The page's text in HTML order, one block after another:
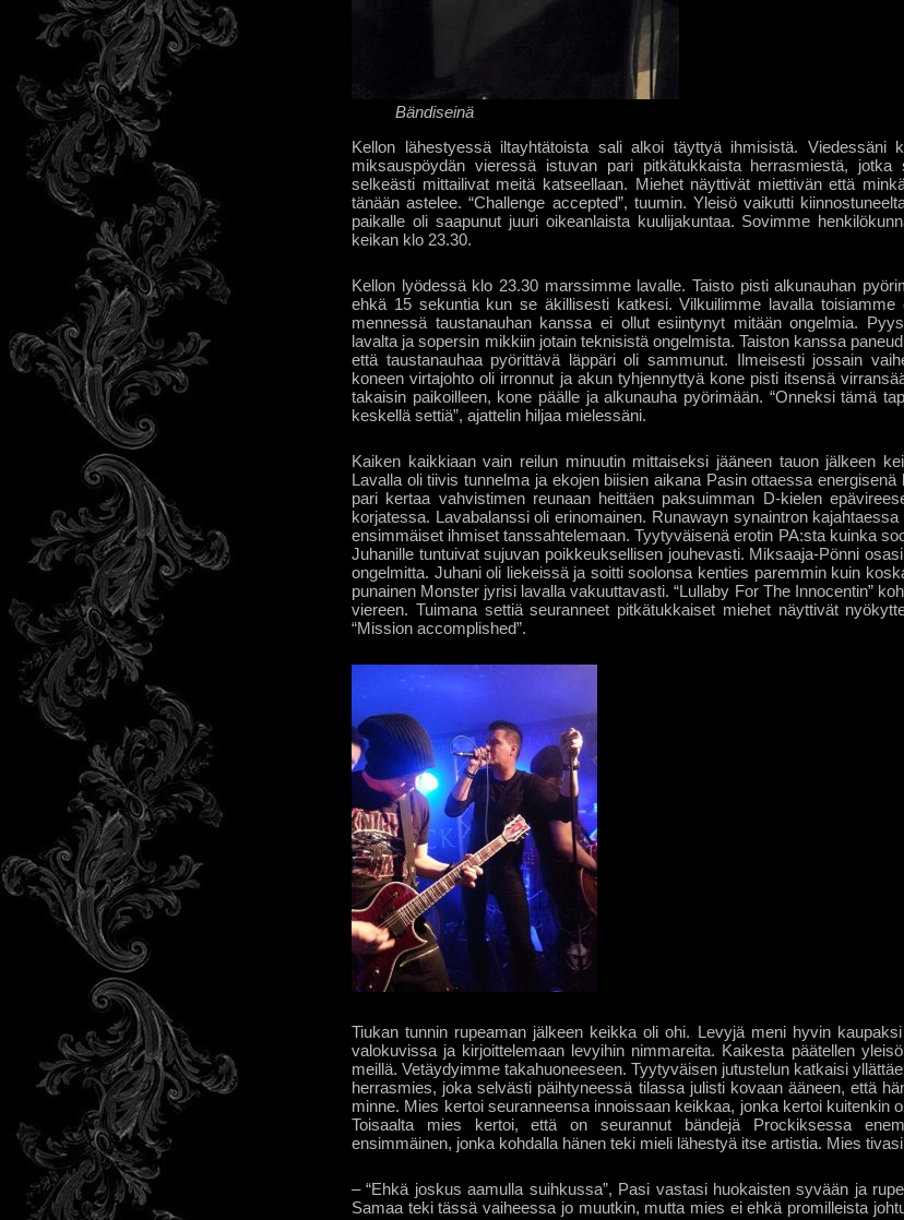
Bändiseinä
Kellon lähestyessä iltayhtätoista sali alkoi täyttyä ihmisistä. Viedessäni
miksauspöydän vieressä istuvan pari pitkätukkaista herrasmiestä, jotka
selkeästi mittailivat meitä katseellaan. Miehet näyttivät miettivän että
tänään astelee. “Challenge accepted”, tuumin. Yleisö vaikutti
paikalle oli saapunut juuri oikeanlaista kuulijakuntaa. Sovimme
keikan klo 23.30.
Kellon lyödessä klo 23.30 marssimme lavalle. Taisto pisti alkunauhan
ehkä 15 sekuntia kun se äkillisesti katkesi. Vilkuilimme lavalla toisiamme
mennessä taustanauhan kanssa ei ollut esiintynyt mitään ongelmia.
lavalta ja sopersin mikkiin jotain teknisistä ongelmista. Taiston kanssa
että taustanauhaa pyörittävä läppäri oli sammunut. Ilmeisesti jossain
koneen virtajohto oli irronnut ja akun tyhjennyttyä kone pisti itsensä
takaisin paikoilleen, kone päälle ja alkunauha pyörimään. “Onneksi tämä
keskellä settiä”, ajattelin hiljaa mielessäni.
Kaiken kaikkiaan vain reilun minuutin mittaiseksi jääneen tauon jälkeen
Lavalla oli tiivis tunnelma ja ekojen biisien aikana Pasin ottaessa energisenä
pari kertaa vahvistimen reunaan heittäen paksuimman D-kielen
korjatessa. Lavabalanssi oli erinomainen. Runawayn synaintron
ensimmäiset ihmiset tanssahtelemaan. Tyytyväisenä erotin PA:sta kuinka
Juhanille tuntuivat sujuvan poikkeuksellisen jouhevasti. Miksaaja-Pönni
ongelmitta. Juhani oli liekeissä ja soitti soolonsa kenties paremmin kuin
punainen Monster jyrisi lavalla vakuuttavasti. “Lullaby For The Innocentin”
viereen. Tuimana settiä seuranneet pitkätukkaiset miehet näyttivät
“Mission accomplished”.
Tiukan tunnin rupeaman jälkeen keikka oli ohi. Levyjä meni hyvin
valokuvissa ja kirjoittelemaan levyihin nimmareita. Kaikesta päätellen
meillä. Vetäydyimme takahuoneeseen. Tyytyväisen jutustelun katkaisi
herrasmies, joka selvästi päihtyneessä tilassa julisti kovaan ääneen, että
minne. Mies kertoi seuranneensa innoissaan keikkaa, jonka kertoi kuitenkin
Toisaalta mies kertoi, että on seurannut bändejä Prockiksessa
ensimmäinen, jonka kohdalla hänen teki mieli lähestyä itse artistia. Mies
– “Ehkä joskus aamulla suihkussa”, Pasi vastasi huokaisten syvään ja
Samaa teki tässä vaiheessa jo muutkin, mutta mies ei ehkä promilleista